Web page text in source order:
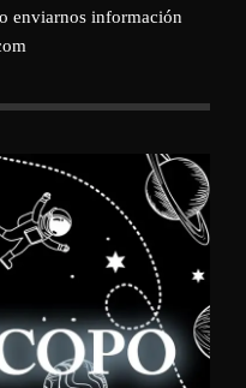
enviarnos información